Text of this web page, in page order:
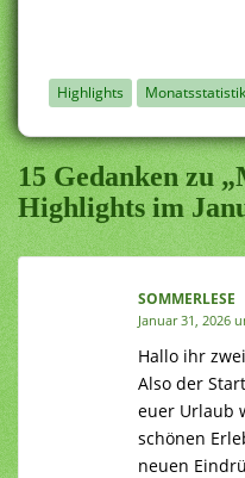
Highlights Monatsstatistik
15 Gedanken zu
Highlights im
SOMMERLESE
Januar 31, 2026
Hallo ihr
Also der
euer Urlaub
schönen
neuen